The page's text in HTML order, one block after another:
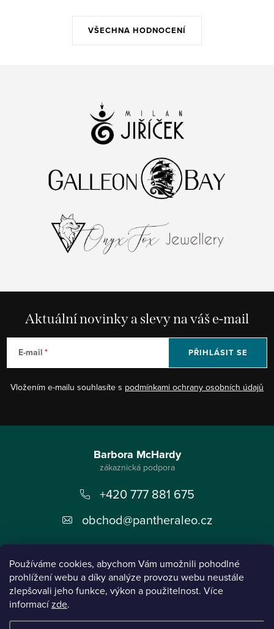
Používáme cookies, abychom Vám umožnili pohodlné
prohlížení webu a díky analýze provozu webu neustále
zlepšovali jeho funkce, výkon a použitelnost. Více
informacízde.
VŠECHNA HODNOCENÍ
Aktuální novinky a slevy na váš e-mail
E-mail
Vložením e-mailu souhlasíte s podmínkami ochrany osobních údajů
PŘIHLÁSIT SE
Informace pro vás
Barbora McHardy
+420 777 881 675
obchod@pantheraleo.cz